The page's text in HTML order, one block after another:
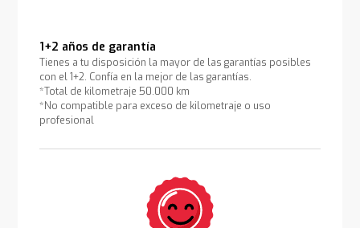
1+2 años de garantía
Tienes a tu disposición la mayor de las garantías posibles
con el 1+2. Confía en la mejor de las garantías.
*Total de kilometraje 50.000 km
*No compatible para exceso de kilometraje o uso
profesional